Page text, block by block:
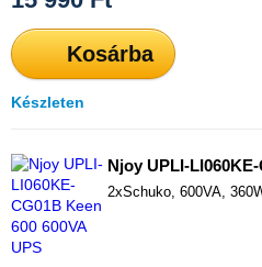
Kosárba
Készleten
Njoy UPLI-
2xSchuko, 600VA,